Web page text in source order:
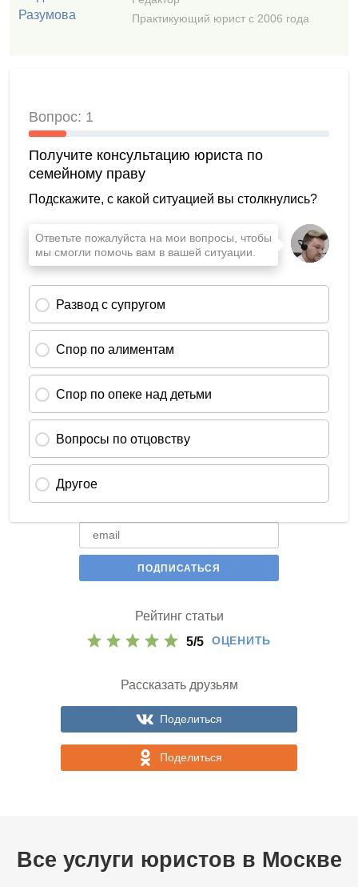
Практикующий юрист с 2006 года
Рейтинг статьи
5/5 ОЦЕНИТЬ
Рассказать друзьям
Поделиться
Поделиться
Все услуги юристов в Москве